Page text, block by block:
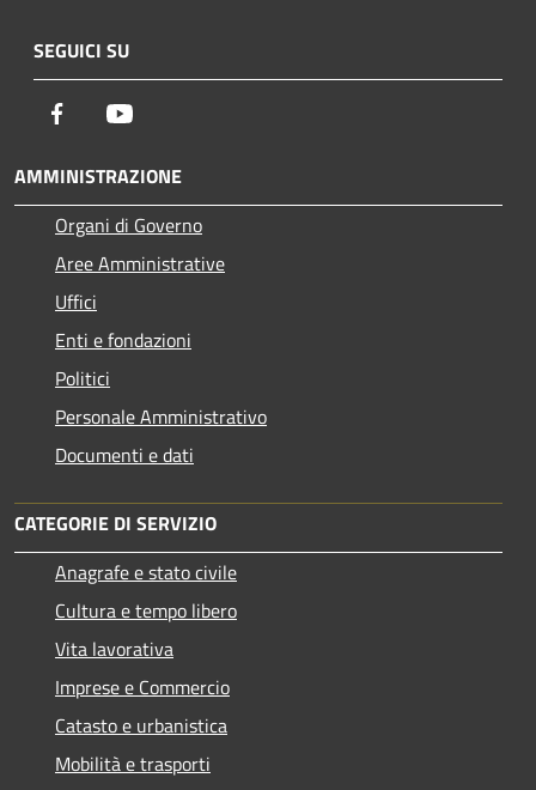
SEGUICI SU
Facebook
AMMINISTRAZIONE
Organi di Governo
Aree Amministrative
Uffici
Enti e fondazioni
Politici
Personale Amministrativo
Documenti e dati
CATEGORIE DI SERVIZIO
Anagrafe e stato civile
Cultura e tempo libero
Vita lavorativa
Imprese e Commercio
Catasto e urbanistica
Mobilità e trasporti